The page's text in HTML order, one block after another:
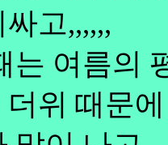
고,,,,,,
는 여름의
더위 때문